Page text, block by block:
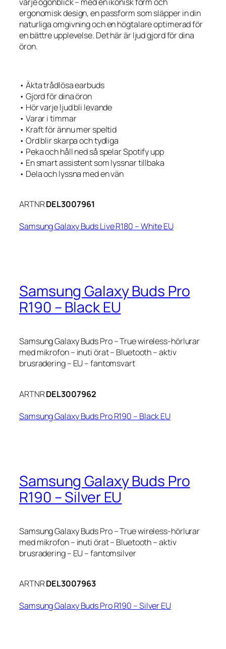
ergonomisk design, en passform som släpper in din
naturliga omgivning och en högtalare optimerad för
en bättre upplevelse. Det här är ljud gjord för dina
öron.
• Äkta trådlösa earbuds
• Gjord för dina öron
• Hör varje ljud bli levande
• Varar i timmar
• Kraft för ännu mer speltid
• Ord blir skarpa och tydliga
• Peka och håll ned så spelar Spotify upp
• En smart assistent som lyssnar tillbaka
• Dela och lyssna med en vän
ARTNRDEL3007961
Samsung Galaxy Buds Live R180 – White EU
Samsung Galaxy Buds Pro
R190 – Black EU
Samsung Galaxy Buds Pro – True wireless-hörlurar
med mikrofon – inuti örat – Bluetooth – aktiv
brusradering – EU – fantomsvart
ARTNRDEL3007962
Samsung Galaxy Buds Pro R190 – Black EU
Samsung Galaxy Buds Pro
R190 – Silver EU
Samsung Galaxy Buds Pro – True wireless-hörlurar
med mikrofon – inuti örat – Bluetooth – aktiv
brusradering – EU – fantomsilver
ARTNRDEL3007963
Samsung Galaxy Buds Pro R190 – Silver EU